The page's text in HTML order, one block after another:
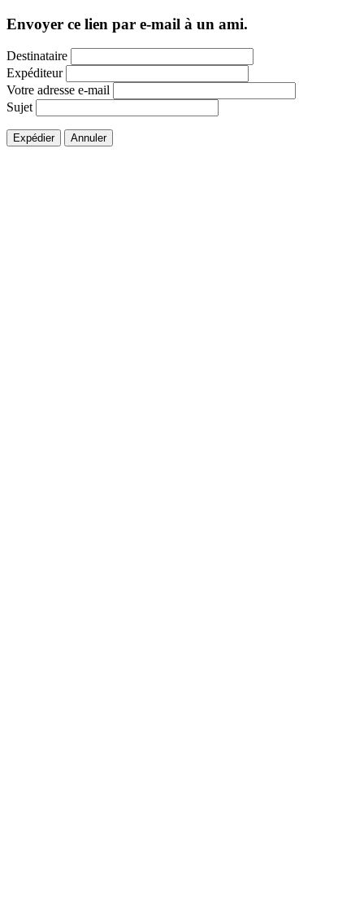
Envoyer ce lien par e-mail à un ami.
Destinataire
Expéditeur
Votre adresse e-mail
Sujet